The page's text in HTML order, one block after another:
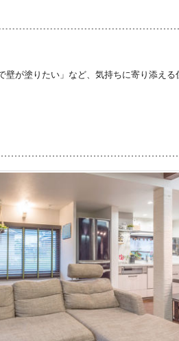
が塗りたい」など、気持ちに寄り添える